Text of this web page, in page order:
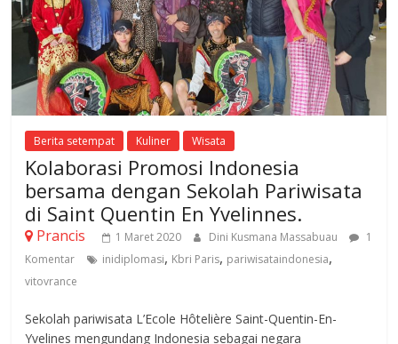
Berita setempat Kuliner Wisata
Kolaborasi Promosi Indonesia
bersama dengan Sekolah Pariwisata
di Saint Quentin En Yvelinnes.
Prancis 1 Maret 2020 Dini Kusmana Massabuau
1
Komentar
inidiplomasi, Kbri Paris, pariwisataindonesia,
vitovrance
Sekolah pariwisata L’Ecole Hôtelière Saint-Quentin-En-
Yvelines mengundang Indonesia sebagai negara